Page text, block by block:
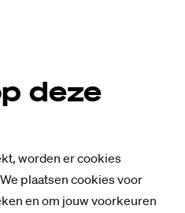
deze
worden er cookies
plaatsen cookies voor
en om jouw voorkeuren